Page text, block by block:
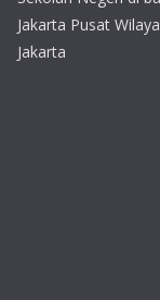
Jakarta Pusat
Jakarta